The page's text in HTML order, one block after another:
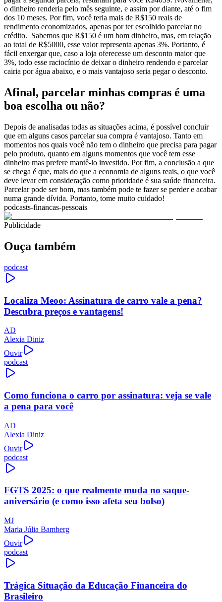
o dinheiro renderia pelo mês seguinte, e assim por diante, até o fim
dos 10 meses. Por fim, você teria mais de R$150 reais de
rendimento economizados, apenas por ter escolhido parcelar no
crédito. Sabemos que R$150 é um bom dinheiro, mas, em relação
ao total de R$5000, esse valor representa apenas 3%. Portanto, é
fácil enxergar que, caso a loja oferecesse um desconto maior que
3%, todo esse raciocínio de deixar o dinheiro rendendo e parcelar
cairia por água abaixo, e o mais vantajoso seria pegar o desconto.
Afinal, parcelar minhas compras é uma
boa escolha ou não?
Depois de analisadas todas as situações acima, é possível concluir
que em alguns casos parcelar sua compra é vantajoso. Tanto em
momentos nos quais você não tem o dinheiro que precisa para pagar
pelo produto, quanto em alguns momentos que você tem esse
dinheiro mas prefere mantê-lo investido. Por fim, a conclusão a que
se chega é que, mais do que a economia de alguns reais, o que você
deve levar em consideração como prioridade é sua saúde financeira.
Parcelar pode ser bom, mas também pode te fazer se perder e acabar
numa grande dívida. Portanto, tome muito cuidado!
podcasts-financas-pessoais
Publicidade
Ouça também
podcast
Localiza Meoo: Assinatura de carro vale a pena?
Descubra preços e vantagens!
AD
Alexia Diniz
Ouvir
podcast
Como funciona o carro por assinatura: veja se vale
a pena para você
AD
Alexia Diniz
Ouvir
podcast
FGTS 2025: o que realmente muda no saque-
aniversário (e como isso afeta seu bolso)
MJ
Maria Júlia Bamberg
Ouvir
podcast
Trágica Situação da Educação Financeira do
Brasileiro